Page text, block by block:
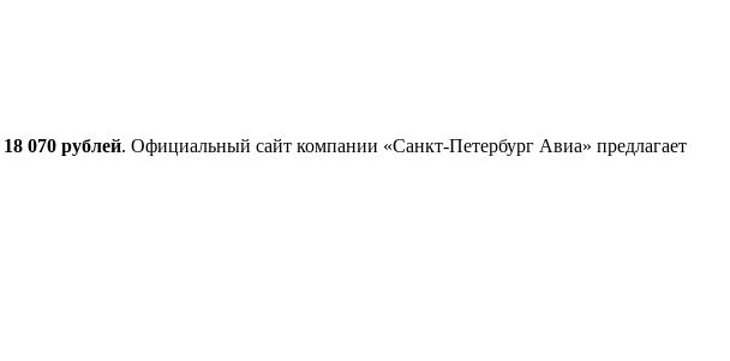
18 070 рублей. Официальный сайт компании «Санкт-Петербург Авиа» предлагает